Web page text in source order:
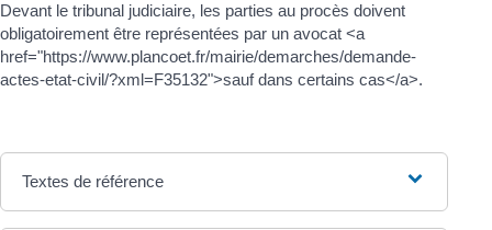
Devant le tribunal judiciaire, les parties au procès doivent
obligatoirement être représentées par un avocat <a
href="https://www.plancoet.fr/mairie/demarches/demande-
actes-etat-civil/?xml=F35132">sauf dans certains cas</a>.
Textes de référence